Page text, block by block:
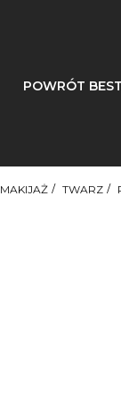
POWRÓT
MAKIJAŻ TWARZ